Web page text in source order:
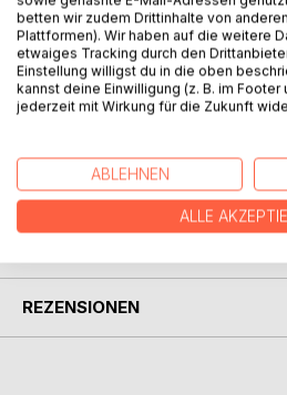
Glücklichseins in Dein Leben
Lausche hinein in mein
entdecke den Tagträumer in Dir,
Wünsche zu Wirklichkeit werden
Ich wünsche Dir ganz viel Freude
AUTOR/IN
REZENSIONEN
betten wir zudem Drittinhalte von
Plattformen). Wir haben auf die weitere
etwaiges Tracking durch den
Einstellung willigst du in die oben
kannst deine Einwilligung (z. B. im Footer
jederzeit mit Wirkung für die Zukunft
ABLEHNEN
ALLE